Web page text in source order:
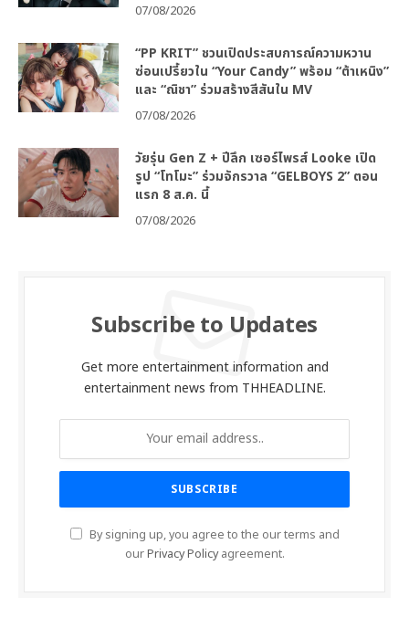
07/08/2026
“PP KRIT” ชวนเปิดประสบการณ์ความหวาน
ซ่อนเปรี้ยวใน “Your Candy” พร้อม “ต้าเหนิง”
และ “ณิชา” ร่วมสร้างสีสันใน MV
07/08/2026
วัยรุ่น Gen Z + ปีลึก เซอร์ไพรส์ Looke เปิด
รูป “โทโมะ” ร่วมจักรวาล “GELBOYS 2” ตอน
แรก 8 ส.ค. นี้
07/08/2026
Subscribe to Updates
Get more entertainment information and
entertainment news from THHEADLINE.
By signing up, you agree to the our terms and
ourPrivacy Policyagreement.